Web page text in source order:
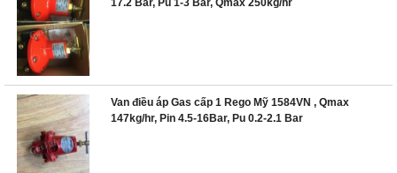
17.2 Bar, Pu 1-3 Bar, Qmax 250kg/hr
Van điều áp Gas cấp 1 Rego Mỹ 1584VN , Qmax
147kg/hr, Pin 4.5-16Bar, Pu 0.2-2.1 Bar